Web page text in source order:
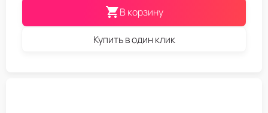
В корзину
Купить в один клик